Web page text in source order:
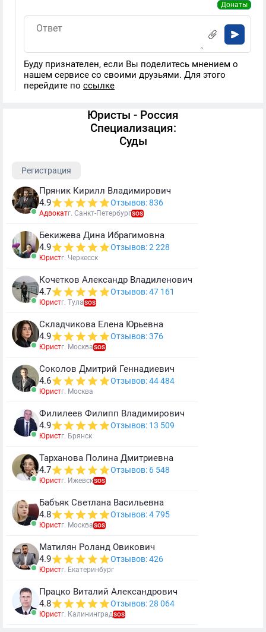
Донаты
Буду признателен, если Вы поделитесь мнением о
нашем сервисе со своими друзьями. Для этого
перейдите по ссылке
Юристы - Россия
Специализация:
Суды
Регистрация
Пряник Кирилл Владимирович
4.9
Отзывов: 836
Адвокатг. Санкт-ПетербургSOS
Бекижева Дина Ибрагимовна
4.9
Отзывов: 2 228
Юристг. Черкесск
Кочетков Александр Владиленович
4.7
Отзывов: 47 161
Юристг. ТулаSOS
Складчикова Елена Юрьевна
4.9
Отзывов: 376
Юристг. МоскваSOS
Соколов Дмитрий Геннадиевич
4.6
Отзывов: 44 484
Юристг. Москва
Филилеев Филипп Владимирович
4.9
Отзывов: 13 509
Юристг. Брянск
Тарханова Полина Дмитриевна
4.7
Отзывов: 6 548
Юристг. ИжевскSOS
Бабъяк Светлана Васильевна
4.8
Отзывов: 4 795
Юристг. МоскваSOS
Матилян Роланд Овикович
4.9
Отзывов: 426
Юристг. Екатеринбург
Працко Виталий Александрович
4.8
Отзывов: 28 064
Юристг. КалининградSOS